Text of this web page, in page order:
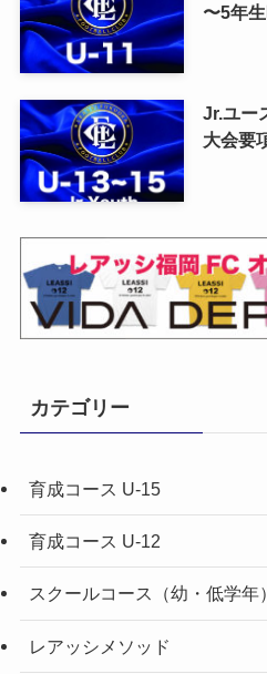
〜5年
Jr.ユー
大会要
カテゴリー
育成コース U-15
育成コース U-12
スクールコース（幼・低学年）
レアッシメソッド